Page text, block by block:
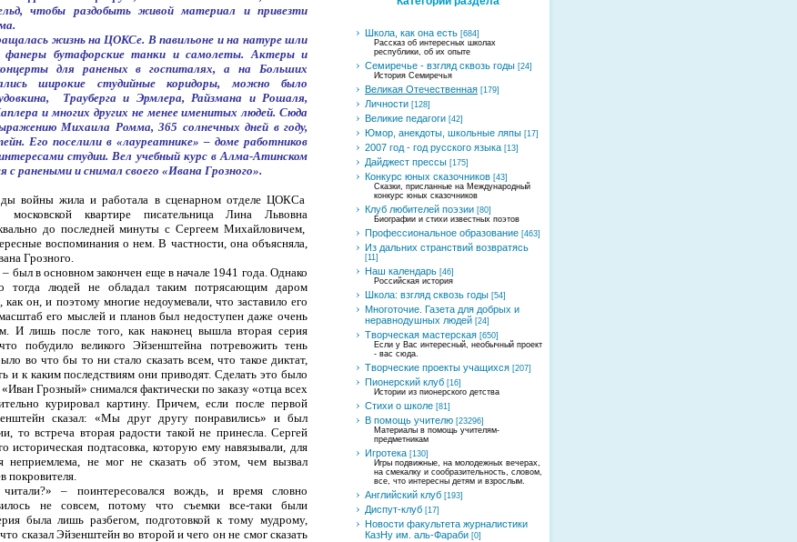
чтобы раздобыть живой материал и привезти
жизнь на ЦОКСе. В павильоне и на натуре шли
фанеры бутафорские танки и самолеты. Актеры и
для раненых в госпиталях, а на Больших
широкие студийные коридоры, можно было
Трауберга и Эрмлера, Райзмана и Рошаля,
и многих других не менее именитых людей. Сюда
Михаила Ромма, 365 солнечных дней в году,
Его поселили в «лауреатнике» – доме работников
студии. Вел учебный курс в Алма-Атинском
с ранеными и снимал своего «Ивана Грозного».
войны жила и работала в сценарном отделе ЦОКСа
квартире писательница Лина Львовна
до последней минуты с Сергеем Михайловичем,
воспоминания о нем. В частности, она объясняла,
Грозного.
был в основном закончен еще в начале 1941 года. Однако
тогда людей не обладал таким потрясающим даром
как он, и поэтому многие недоумевали, что заставило его
его мыслей и планов был недоступен даже очень
И лишь после того, как наконец вышла вторая серия
побудило великого Эйзенштейна потревожить тень
во что бы то ни стало сказать всем, что такое диктат,
и к каким последствиям они приводят. Сделать это было
Грозный» снимался фактически по заказу «отца всех
курировал картину. Причем, если после первой
сказал: «Мы друг другу понравились» и был
то встреча вторая радости такой не принесла. Сергей
историческая подтасовка, которую ему навязывали, для
неприемлема, не мог не сказать об этом, чем вызвал
покровителя.
– поинтересовался вождь, и время словно
не совсем, потому что съемки все-таки были
была лишь разбегом, подготовкой к тому мудрому,
сказал Эйзенштейн во второй и чего он не смог сказать
Школа, как она есть [684]
Рассказ об интересных школах
республики, об их опыте
Семиречье - взгляд сквозь годы [24]
История Семиречья
Великая Отечественная [179]
Личности [128]
Великие педагоги [42]
Юмор, анекдоты, школьные ляпы [17]
2007 год - год русского языка [13]
Дайджест прессы [175]
Конкурс юных сказочников [43]
Сказки, присланные на Международный
конкурс юных сказочников
Клуб любителей поэзии [80]
Биографии и стихи известных поэтов
Профессиональное образование [463]
Из дальних странствий возвратясь
[11]
Наш календарь [46]
Российская история
Школа: взгляд сквозь годы [54]
Многоточие. Газета для добрых и
неравнодушных людей [24]
Творческая мастерская [650]
Если у Вас интересный, необычный проект
- вас сюда.
Творческие проекты учащихся [207]
Пионерский клуб [16]
Истории из пионерского детства
Стихи о школе [81]
В помощь учителю [23296]
Материалы в помощь учителям-
предметникам
Игротека [130]
Игры подвижные, на молодежных вечерах,
на смекалку и сообразительность, словом,
все, что интересны детям и взрослым.
Английский клуб [193]
Диспут-клуб [17]
Новости факультета журналистики
КазНу им. аль-Фараби [0]